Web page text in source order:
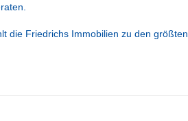
die Friedrichs Immobilien zu den